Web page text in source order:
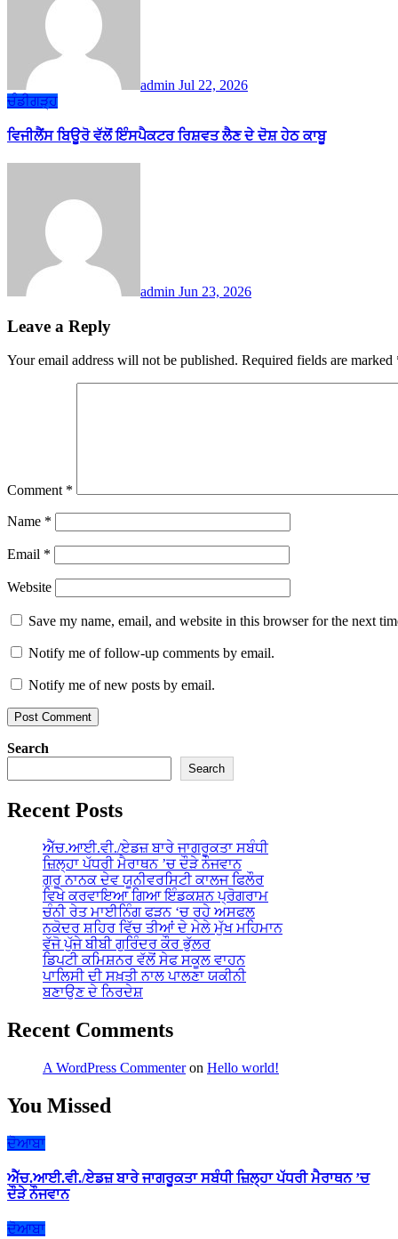
admin Jul 22, 2026
ਚੰਡੀਗੜ੍ਹ
ਵਿਜੀਲੈਂਸ ਬਿਊਰੋ ਵੱਲੋਂ ਇੰਸਪੈਕਟਰ ਰਿਸ਼ਵਤ ਲੈਣ ਦੇ ਦੋਸ਼ ਹੇਠ ਕਾਬੂ
admin Jun 23, 2026
Leave a Reply
Your email address will not be published. Required fields are marked
Comment *
Name *
Email *
Website
Save my name, email, and website in this browser for the next
Notify me of follow-up comments by email.
Notify me of new posts by email.
Search
Search
Recent Posts
ਐੱਚ.ਆਈ.ਵੀ./ਏਡਜ਼ ਬਾਰੇ ਜਾਗਰੂਕਤਾ ਸਬੰਧੀ
ਜ਼ਿਲ੍ਹਾ ਪੱਧਰੀ ਮੈਰਾਥਨ ’ਚ ਦੌੜੇ ਨੌਜਵਾਨ
ਗੁਰੂ ਨਾਨਕ ਦੇਵ ਯੂਨੀਵਰਸਿਟੀ ਕਾਲਜ ਫਿਲੌਰ
ਵਿਖੇ ਕਰਵਾਇਆ ਗਿਆ ਇੰਡਕਸ਼ਨ ਪ੍ਰੋਗਰਾਮ
ਚੰਨੀ ਰੇਤ ਮਾਈਨਿੰਗ ਫੜਨ ‘ਚ ਰਹੇ ਅਸਫਲ
ਨਕੋਦਰ ਸ਼ਹਿਰ ਵਿੱਚ ਤੀਆਂ ਦੇ ਮੇਲੇ ਮੁੱਖ ਮਹਿਮਾਨ
ਵੱਜੋ ਪੁੱਜੇ ਬੀਬੀ ਗੁਰਿੰਦਰ ਕੌਰ ਭੁੱਲਰ
ਡਿਪਟੀ ਕਮਿਸ਼ਨਰ ਵੱਲੋਂ ਸੇਫ ਸਕੂਲ ਵਾਹਨ
ਪਾਲਿਸੀ ਦੀ ਸਖ਼ਤੀ ਨਾਲ ਪਾਲਣਾ ਯਕੀਨੀ
ਬਣਾਉਣ ਦੇ ਨਿਰਦੇਸ਼
Recent Comments
A WordPress Commenteron Hello world!
You Missed
ਦੋਆਬਾ
ਐੱਚ.ਆਈ.ਵੀ./ਏਡਜ਼ ਬਾਰੇ ਜਾਗਰੂਕਤਾ ਸਬੰਧੀ ਜ਼ਿਲ੍ਹਾ ਪੱਧਰੀ ਮੈਰਾਥਨ ’ਚ
ਦੌੜੇ ਨੌਜਵਾਨ
ਦੋਆਬਾ